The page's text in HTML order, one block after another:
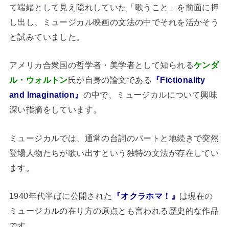
て端緒として見え隠れしていた「歌うこと」を前面に押
し出し、ミュージカル映画の文法の中でそれを活かそう
と試みていました。
アメリカ合衆国の哲学者・美学者として知られるケンダ
ル・ウォルトン氏が自身の論文である
『Fictionality
and Imagination』 の中で、ミュージカルについて興味
深い指摘をしています。
ミュージカルでは、通常の台詞のパートと地続きで突然
登場人物たちが歌い出すという独特の文法が存在してい
ます。
1940年代半ばに公開された 『オクラホマ！』 は現在の
ミュージカルの在り方の原点とも言われる歴史的な作品